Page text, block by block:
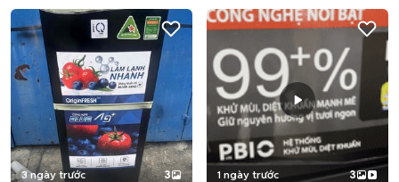
3 ngày trước 3 1 ngày trước 3